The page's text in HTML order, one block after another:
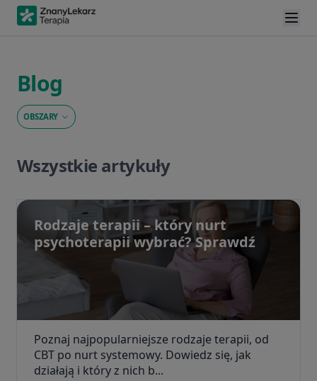
Blog
OBSZARY
Wszystkie artykuły
Rodzaje terapii – który nurt
psychoterapii wybrać? Sprawdź
Poznaj najpopularniejsze rodzaje terapii, od
CBT po nurt systemowy. Dowiedz się, jak
działają i który z nich b...